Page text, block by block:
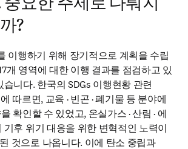
요한 주제로 다뤄지
?
이행하기 위해 장기적으로 계획을 수립
개 영역에 대한 이행 결과를 점검하고 있
니다. 한국의 SDGs 이행현황 관련
따르면, 교육 · 빈곤 · 폐기물 등 분야에
확인할 수 있었고, 온실가스 · 산림 · 에
기후 위기 대응을 위한 변혁적인 노력이
것으로 나옵니다. 이에 탄소 중립과